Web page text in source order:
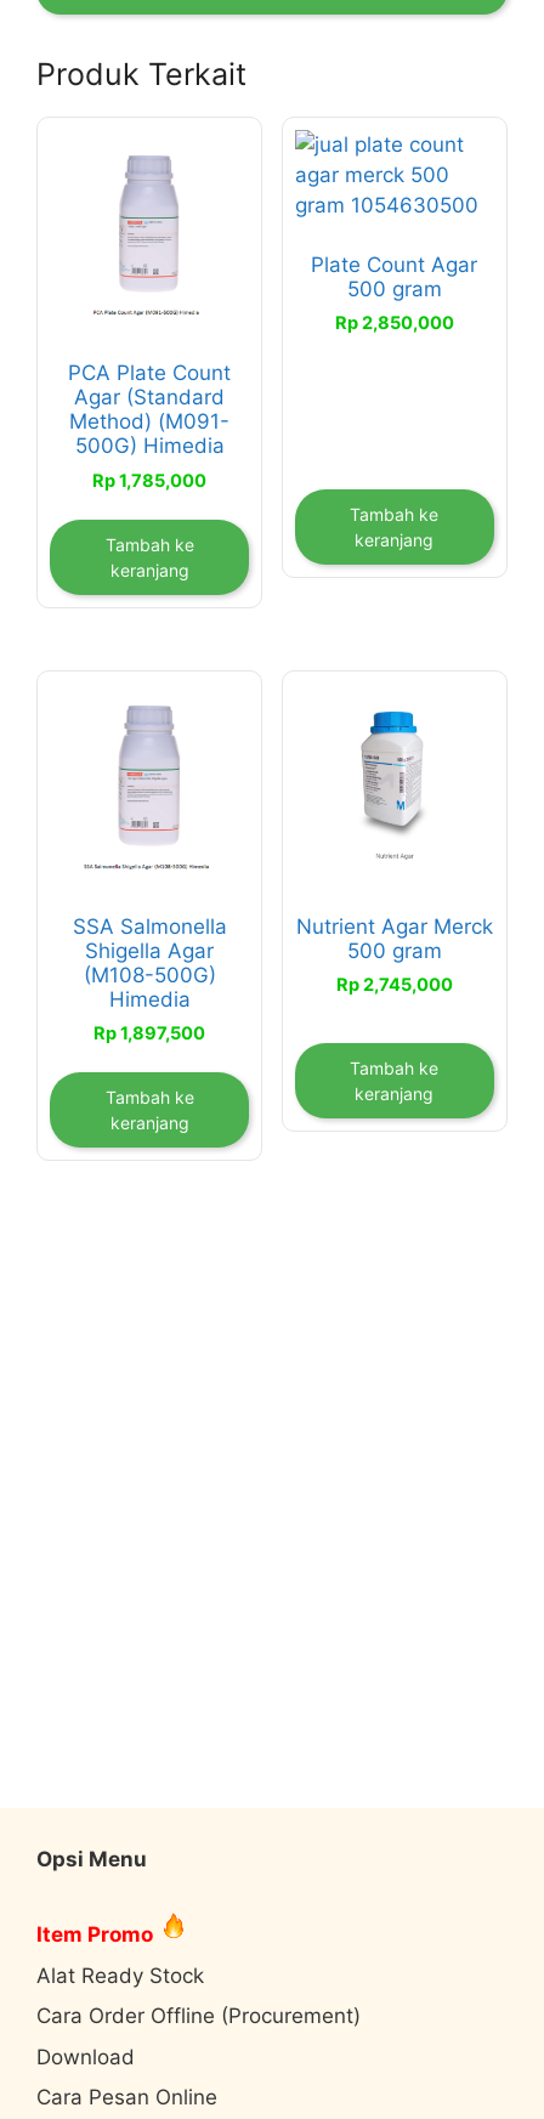
Produk Terkait
PCA Plate Count
Agar (Standard
Method) (M091-
500G) Himedia
Rp1,785,000
Tambah ke
keranjang
Plate Count Agar
500 gram
Rp2,850,000
Tambah ke
keranjang
SSA Salmonella
Shigella Agar
(M108-500G)
Himedia
Rp1,897,500
Tambah ke
keranjang
Nutrient Agar Merck
500 gram
Rp2,745,000
Tambah ke
keranjang
Opsi Menu
Item Promo
Alat Ready Stock
Cara Order Offline (Procurement)
Download
Cara Pesan Online